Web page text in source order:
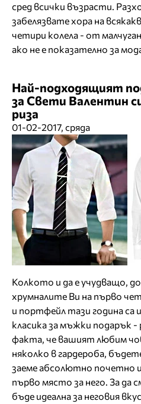
сред всички възрасти.
забелязвате хора на
четири колела - от
ако не е показателно за
Най-подходящият
за Свети Валентин
риза
01-02-2017, сряда
Колкото и да е учудващо,
хрумналите Ви на първо
и портфейл тази година са
класика за мъжки подарък
факта, че вашият любим
няколко в гардероба,
заеме абсолютно почетно
първо място за него. За да
бъде идеална за неговия